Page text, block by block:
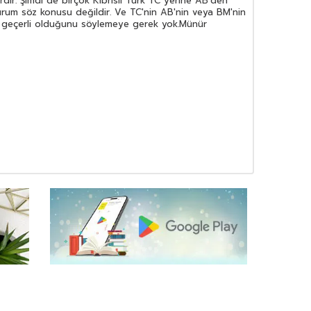
söz konusu değildir. Ve TC'nin AB'nin veya BM'nin
geçerli olduğunu söylemeye gerek yok.Münür